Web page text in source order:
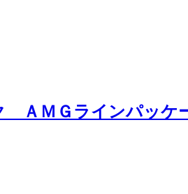
ＡＭＧラインパッ